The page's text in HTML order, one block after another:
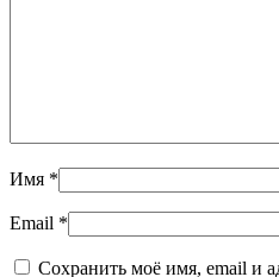
Имя *
Email *
Сохранить моё имя, email и